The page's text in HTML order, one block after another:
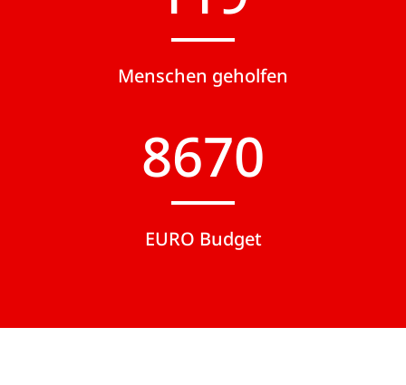
Menschen geholfen
9000
EURO Budget